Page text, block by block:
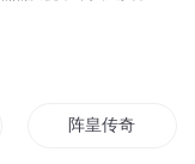
阵皇传奇